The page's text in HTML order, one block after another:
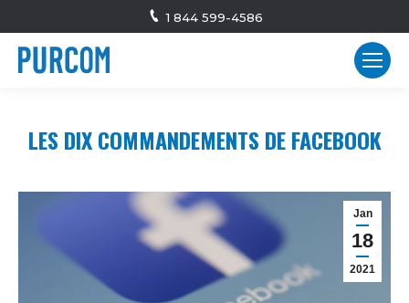
1 844 599-4586
LES DIX COMMANDEMENTS DE FACEBOOK
Jan
18
2021